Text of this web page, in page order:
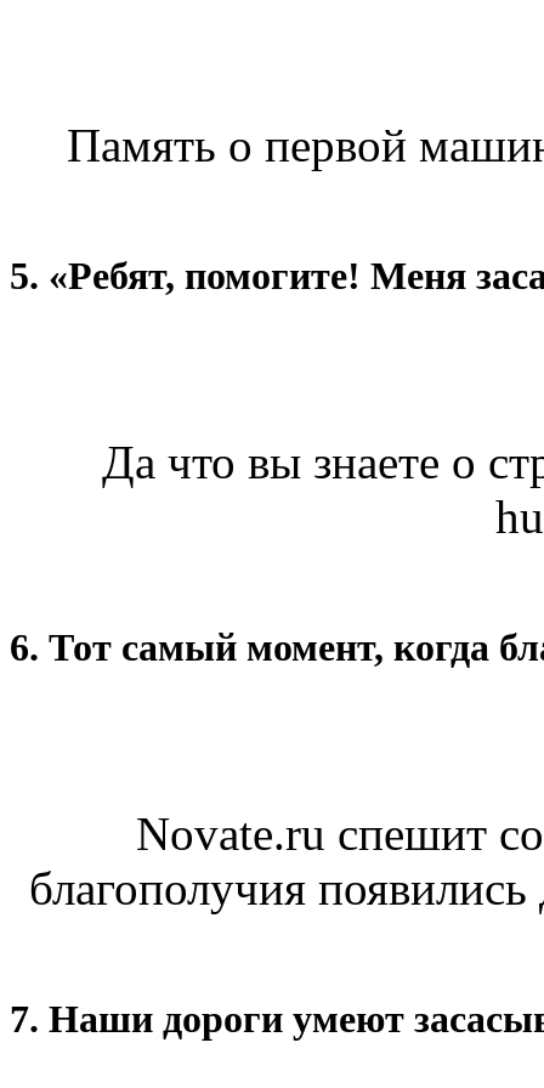
Память о первой
5. «Ребят, помогите! Меня
Да что вы знаете о
6. Тот самый момент, когда
Novate.ru спешит
благополучия
7. Наши дороги умеют